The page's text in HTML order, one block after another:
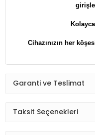
​​​​​​​Cihazınızın her
Garanti ve Teslimat
Taksit Seçenekleri